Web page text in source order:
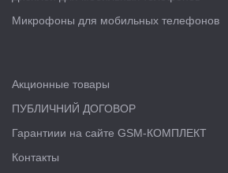
Микрофоны для мобильных телефонов
Акционные товары
ПУБЛИЧНИЙ ДОГОВОР
Гарантиии на сайте GSM-КОМПЛЕКТ
Контакты